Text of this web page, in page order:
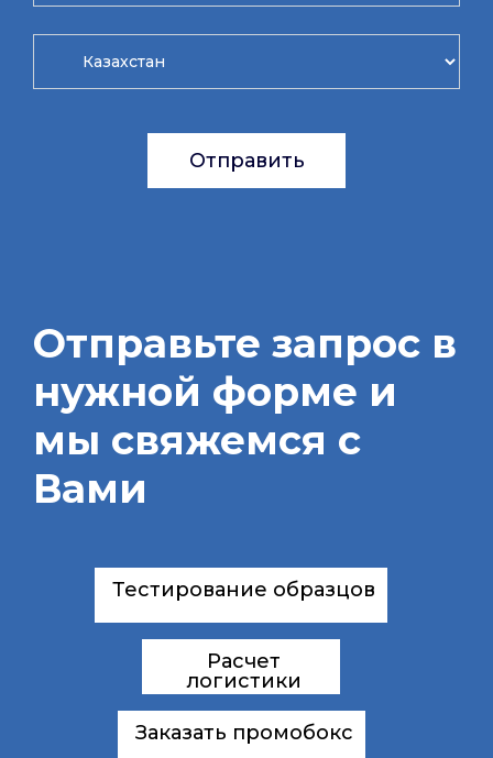
Отправить
Отправьте запрос в
нужной форме и
мы свяжемся с
Вами
Тестирование образцов
Расчет
логистики
Заказать промобокс